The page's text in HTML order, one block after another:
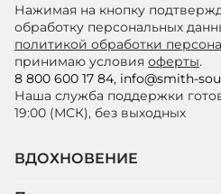
Нажимая на кнопку
обработку персональных
политикой обработки
принимаю условия оферты.
8 800 600 17 84, info@smith-
Наша служба поддержки
19:00 (МСК), без выходных
ВДОХНОВЕНИЕ